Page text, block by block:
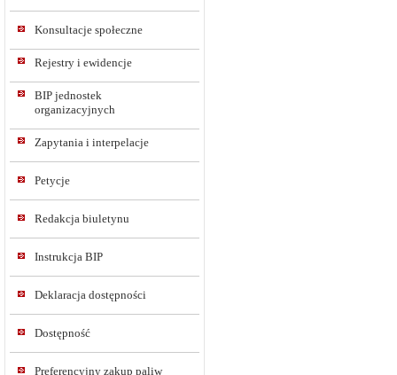
Konsultacje społeczne
Rejestry i ewidencje
BIP jednostek
organizacyjnych
Zapytania i interpelacje
Petycje
Redakcja biuletynu
Instrukcja BIP
Deklaracja dostępności
Dostępność
Preferencyjny zakup paliw